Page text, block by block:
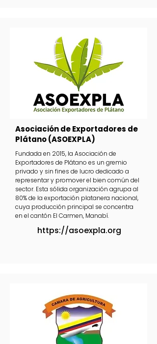
Asociación de Exportadores de
Plátano (ASOEXPLA)
Fundada en 2015, la Asociación de
Exportadores de Plátano es un gremio
privado y sin fines de lucro dedicado a
representar y promover el bien común del
sector. Esta sólida organización agrupa al
80% de la exportación platanera nacional,
cuya producción principal se concentra
en el cantón El Carmen, Manabí.
https://asoexpla.org